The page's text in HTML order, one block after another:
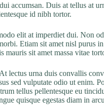
accumsan. Duis at tellus at
id nibh tortor.
elit at imperdiet dui. Non
Etiam sit amet nisl purus
sit amet massa vitae
lectus urna duis convallis
sed vulputate odio ut enim.
tellus pellentesque eu
quisque egestas diam in